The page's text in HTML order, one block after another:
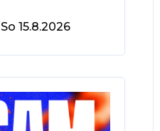
So 15.8.2026